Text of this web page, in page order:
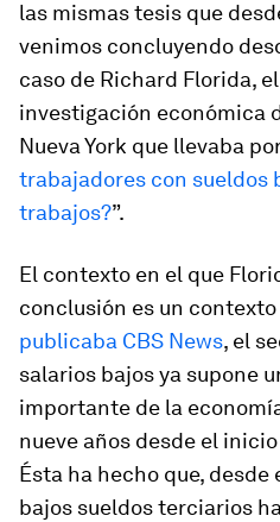
las mismas tesis que
venimos concluyendo
caso de Richard Florida,
investigación económica
Nueva York que llevaba
trabajadores con sueldos
trabajos?”.
El contexto en el que
conclusión es un contexto
publicaba CBS News, el
salarios bajos ya supone
importante de la
nueve años desde el
Ésta ha hecho que,
bajos sueldos terciarios